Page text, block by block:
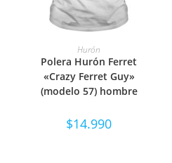
SELECCIONAR OPCIONES
Hurón
Polera Hurón Ferret
«Crazy Ferret Guy»
(modelo 57) hombre
$14.990